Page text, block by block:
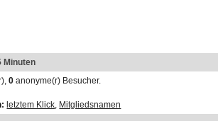
Minuten
0 anonyme(r) Besucher.
letztem Klick, Mitgliedsnamen